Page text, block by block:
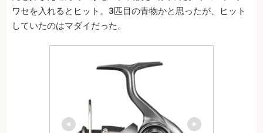
ワセを入れるとヒット。3匹目の青物かと思ったが、ヒット
していたのはマダイだった。